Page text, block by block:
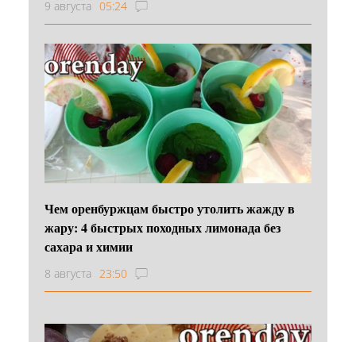
9 августа 05:24
Чем оренбуржцам быстро утолить жажду в
жару: 4 быстрых походных лимонада без
сахара и химии
8 августа 23:50